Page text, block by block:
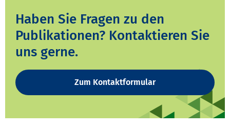
Haben Sie Fragen zu den
Publikationen? Kontaktieren Sie
uns gerne.
Zum Kontaktformular